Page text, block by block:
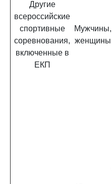
Другие
всероссийские
спортивные
соревнования,
включенные в
ЕКП
Мужчины,
женщины